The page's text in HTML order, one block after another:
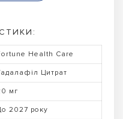
Health Care
Цитрат
мг
2027 року